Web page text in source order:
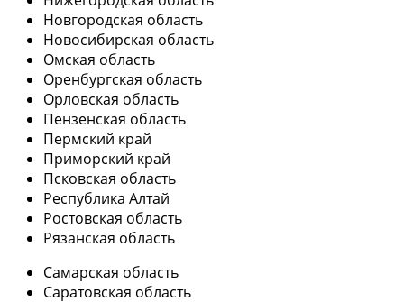
Новгородская область
Новосибирская область
Омская область
Оренбургская область
Орловская область
Пензенская область
Пермский край
Приморский край
Псковская область
Республика Алтай
Ростовская область
Рязанская область
Самарская область
Саратовская область